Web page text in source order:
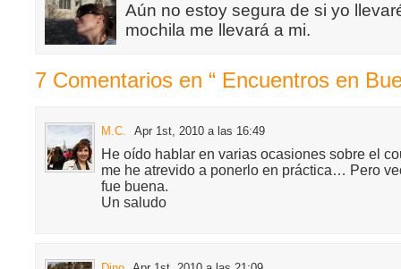
Aún no estoy segura de si yo
mochila me llevará a mi.
7 Comentarios en “ Encuentros en
M.C. Apr 1st, 2010 a las 16:49
He oído hablar en varias ocasiones sobre el
me he atrevido a ponerlo en práctica… Pero
fue buena.
Un saludo